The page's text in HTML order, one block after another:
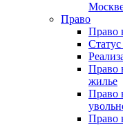
Право
Право
Право
жилье
Право
Право